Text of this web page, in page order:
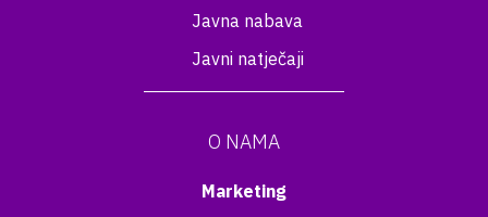
Javna nabava
Javni natječaji
O NAMA
Marketing